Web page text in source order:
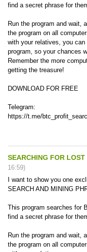
find a secret phrase for
Run the program and wait,
the program on all
with your relatives, you
program, so your chances
Remember the more
getting the treasure!
DOWNLOAD FOR FREE
Telegram:
https://t.me/
SEARCHING FOR
16:59)
I want to show you one
SEARCH AND MINING
This program searches for
find a secret phrase for
Run the program and wait,
the program on all